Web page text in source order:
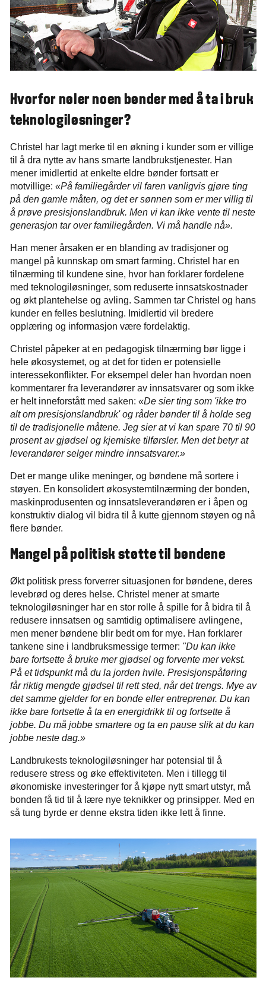
Hvorfor nøler noen bønder med å ta i bruk
teknologiløsninger?
Christel har lagt merke til en økning i kunder som er villige
til å dra nytte av hans smarte landbrukstjenester. Han
mener imidlertid at enkelte eldre bønder fortsatt er
motvillige: «På familiegårder vil faren vanligvis gjøre ting
på den gamle måten, og det er sønnen som er mer villig til
å prøve presisjonslandbruk. Men vi kan ikke vente til neste
generasjon tar over familiegården. Vi må handle nå».
Han mener årsaken er en blanding av tradisjoner og
mangel på kunnskap om smart farming. Christel har en
tilnærming til kundene sine, hvor han forklarer fordelene
med teknologiløsninger, som reduserte innsatskostnader
og økt plantehelse og avling. Sammen tar Christel og hans
kunder en felles beslutning. Imidlertid vil bredere
opplæring og informasjon være fordelaktig.
Christel påpeker at en pedagogisk tilnærming bør ligge i
hele økosystemet, og at det for tiden er potensielle
interessekonflikter. For eksempel deler han hvordan noen
kommentarer fra leverandører av innsatsvarer og som ikke
er helt inneforstått med saken: «De sier ting som 'ikke tro
alt om presisjonslandbruk' og råder bønder til å holde seg
til de tradisjonelle måtene. Jeg sier at vi kan spare 70 til 90
prosent av gjødsel og kjemiske tilførsler. Men det betyr at
leverandører selger mindre innsatsvarer.»
Det er mange ulike meninger, og bøndene må sortere i
støyen. En konsolidert økosystemtilnærming der bonden,
maskinprodusenten og innsatsleverandøren er i åpen og
konstruktiv dialog vil bidra til å kutte gjennom støyen og nå
flere bønder.
Mangel på politisk støtte til bøndene
Økt politisk press forverrer situasjonen for bøndene, deres
levebrød og deres helse. Christel mener at smarte
teknologiløsninger har en stor rolle å spille for å bidra til å
redusere innsatsen og samtidig optimalisere avlingene,
men mener bøndene blir bedt om for mye. Han forklarer
tankene sine i landbruksmessige termer: "Du kan ikke
bare fortsette å bruke mer gjødsel og forvente mer vekst.
På et tidspunkt må du la jorden hvile. Presisjonspåføring
får riktig mengde gjødsel til rett sted, når det trengs. Mye av
det samme gjelder for en bonde eller entreprenør. Du kan
ikke bare fortsette å ta en energidrikk til og fortsette å
jobbe. Du må jobbe smartere og ta en pause slik at du kan
jobbe neste dag.»
Landbrukests teknologiløsninger har potensial til å
redusere stress og øke effektiviteten. Men i tillegg til
økonomiske investeringer for å kjøpe nytt smart utstyr, må
bonden få tid til å lære nye teknikker og prinsipper. Med en
så tung byrde er denne ekstra tiden ikke lett å finne.